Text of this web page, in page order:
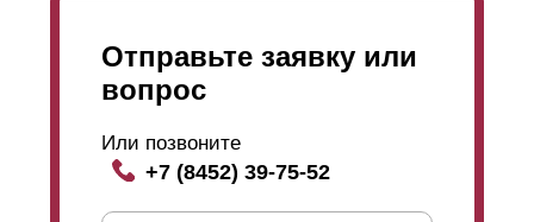
Отправьте заявку или
вопрос
Или позвоните
+7 (8452) 39-75-52